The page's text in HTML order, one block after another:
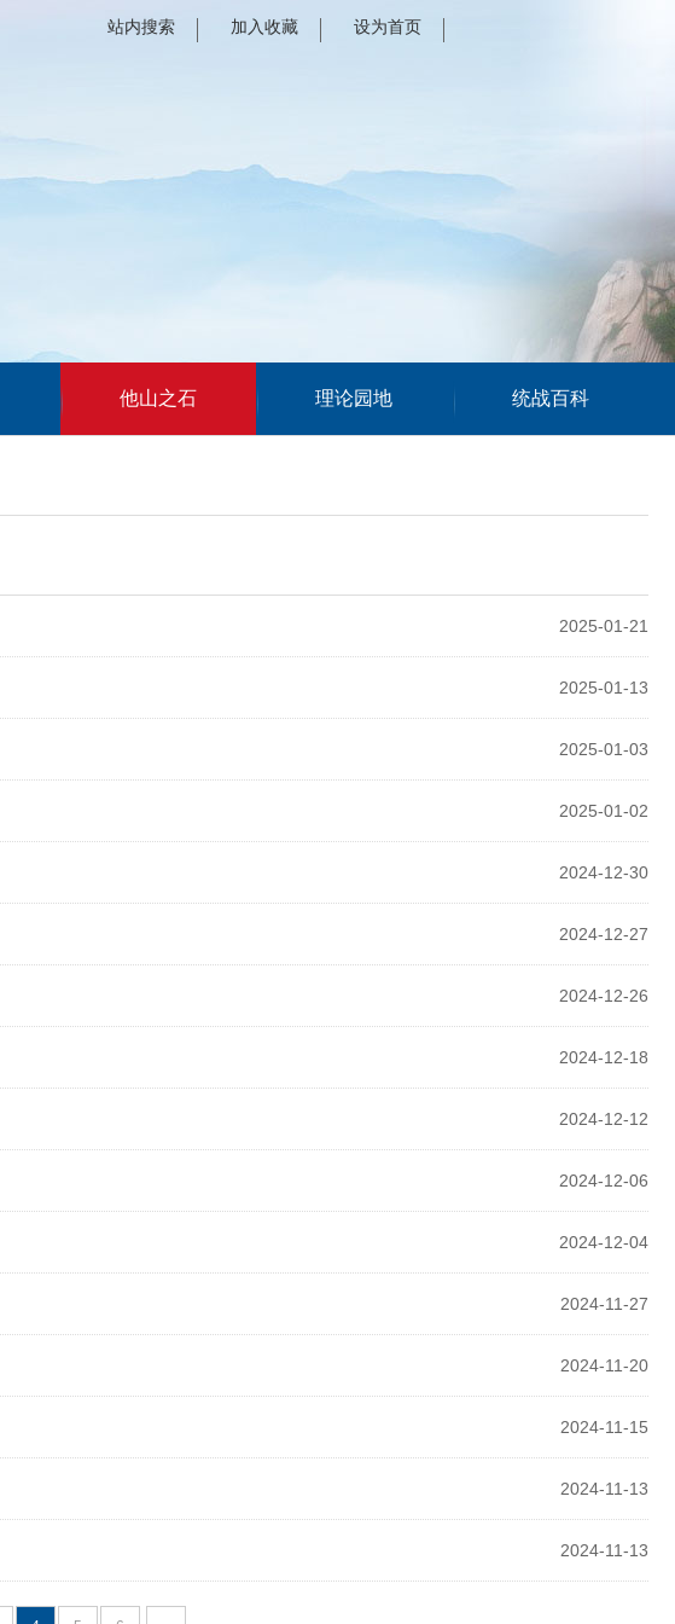
站内搜索 加入收藏 设为首页
他山之石 理论园地 统战百科
2025-01-21
2025-01-13
2025-01-03
2025-01-02
2024-12-30
2024-12-27
2024-12-26
2024-12-18
2024-12-12
2024-12-06
2024-12-04
2024-11-27
2024-11-20
2024-11-15
2024-11-13
2024-11-13